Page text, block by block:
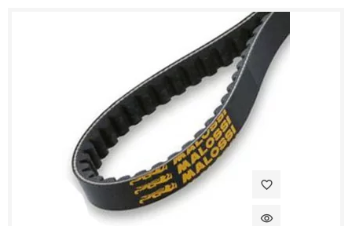
favorite_border
visibility